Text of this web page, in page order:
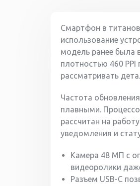
Смартфон в
использование
модель ранее была
плотностью 460
рассматривать
Частота
плавными.
рассчитан на
уведомления и
Камера 48 МП с
видеоролики
Разъем USB-C